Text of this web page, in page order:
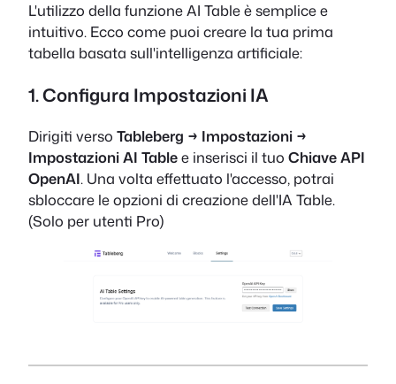
L'utilizzo della funzione AI Table è semplice e
intuitivo. Ecco come puoi creare la tua prima
tabella basata sull'intelligenza artificiale:
1. Configura Impostazioni IA
Dirigiti verso Tableberg → Impostazioni →
Impostazioni AI Tablee inserisci il tuo Chiave API
OpenAI. Una volta effettuato l'accesso, potrai
sbloccare le opzioni di creazione dell'IA Table.
(Solo per utenti Pro)